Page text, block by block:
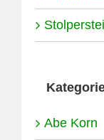
Abe Korn